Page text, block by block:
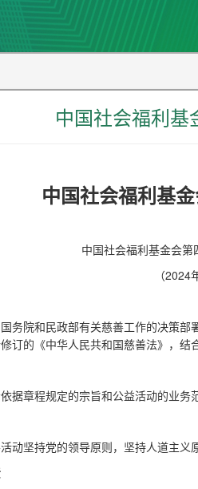
中国社会福利基
中国社会福利基
中国社会福利基金会
（2024
务院和民政部有关慈善工作的决策
订的《中华人民共和国慈善法》，结
据章程规定的宗旨和公益活动的业务
动坚持党的领导原则，坚持人道主义